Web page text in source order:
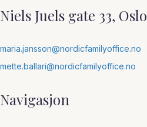
Niels Juels gate 33, Oslo
maria.jansson@nordicfamilyoffice.no
mette.ballari@nordicfamilyoffice.no
Navigasjon